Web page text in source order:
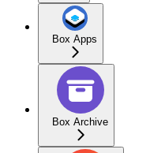
Box Apps
Box Archive